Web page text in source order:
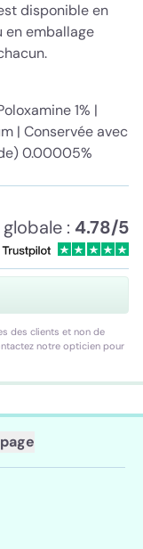
disponible en
en emballage
1% |
| Conservée avec
0.00005%
: 4.78/5
des clients et non de
notre opticien pour